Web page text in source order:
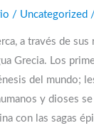
/ Uncategorized
a través de
Grecia. Los
del mundo;
y dioses
con las sagas